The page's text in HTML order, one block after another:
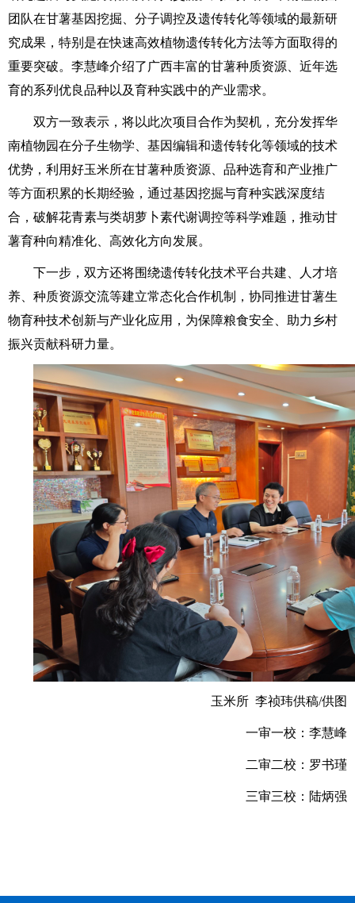
团队在甘薯基因挖掘、分子调控及遗传转化等领域的最新研
究成果，特别是在快速高效植物遗传转化方法等方面取得的
重要突破。李慧峰介绍了广西丰富的甘薯种质资源、近年选
育的系列优良品种以及育种实践中的产业需求。
双方一致表示，将以此次项目合作为契机，充分发挥华
南植物园在分子生物学、基因编辑和遗传转化等领域的技术
优势，利用好玉米所在甘薯种质资源、品种选育和产业推广
等方面积累的长期经验，通过基因挖掘与育种实践深度结
合，破解花青素与类胡萝卜素代谢调控等科学难题，推动甘
薯育种向精准化、高效化方向发展。
下一步，双方还将围绕遗传转化技术平台共建、人才培
养、种质资源交流等建立常态化合作机制，协同推进甘薯生
物育种技术创新与产业化应用，为保障粮食安全、助力乡村
振兴贡献科研力量。
玉米所 李祯玮供稿/供图
一审一校：李慧峰
二审二校：罗书瑾
三审三校：陆炳强